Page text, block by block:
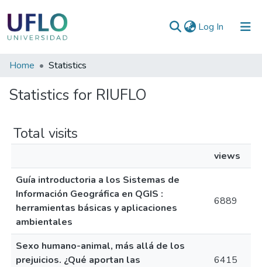
Log In (current)
Communities
Collections
Home Statistics
Statistics for RIUFLO
Total visits
views
Guía introductoria a los Sistemas de
Información Geográfica en QGIS :
herramientas básicas y aplicaciones
ambientales
6889
Sexo humano-animal, más allá de los
prejuicios. ¿Qué aportan las
6415